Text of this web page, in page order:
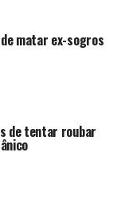
matar ex-sogros
de tentar roubar